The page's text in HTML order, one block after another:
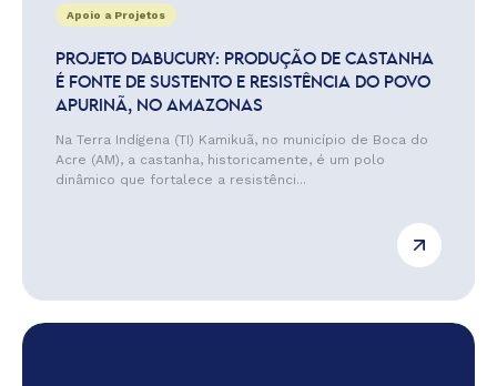
Apoio a Projetos
PROJETO DABUCURY: PRODUÇÃO DE CASTANHA
É FONTE DE SUSTENTO E RESISTÊNCIA DO POVO
APURINÃ, NO AMAZONAS
Na Terra Indígena (TI) Kamikuã, no município de Boca do
Acre (AM), a castanha, historicamente, é um polo
dinâmico que fortalece a resistênci...